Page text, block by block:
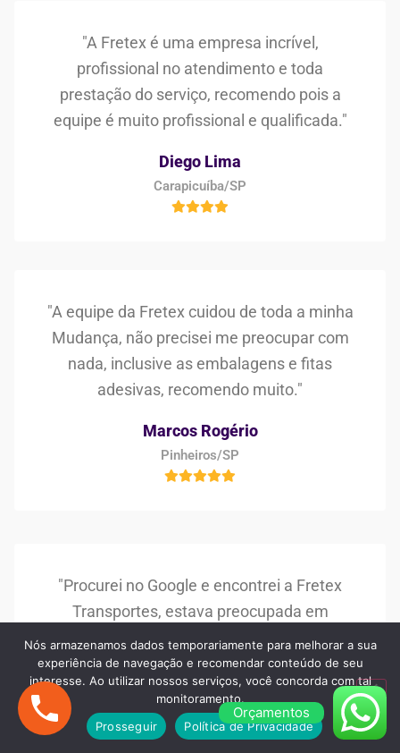
"A Fretex é uma empresa incrível,
profissional no atendimento e toda
prestação do serviço, recomendo pois a
equipe é muito profissional e qualificada."
Diego Lima
Carapicuíba/SP
"A equipe da Fretex cuidou de toda a minha
Mudança, não precisei me preocupar com
nada, inclusive as embalagens e fitas
adesivas, recomendo muito."
Marcos Rogério
Pinheiros/SP
"Procurei no Google e encontrei a Fretex
Transportes, estava preocupada em
encontrar uma boa empresa de frete e
mudança, mas superaram as minhas
expectativas, muito bom os serviços e os
profissionais!"Orçamentos
Nós armazenamos dados temporariamente para melhorar a sua
experiência de navegação e recomendar conteúdo de seu
interesse. Ao utilizar nossos serviços, você concorda com tal
monitoramento.
Prosseguir
Política de Privacidade